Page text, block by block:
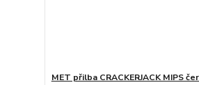
MET přilba CRACKERJACK MIPS